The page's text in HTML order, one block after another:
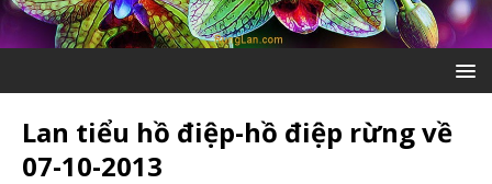
Lan tiểu hồ điệp-hồ điệp rừng về
07-10-2013